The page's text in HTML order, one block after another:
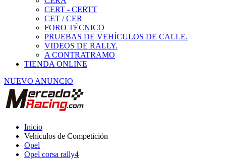
CERT - CERTT
CET / CER
FORO TÉCNICO
PRUEBAS DE VEHÍCULOS DE CALLE.
VIDEOS DE RALLY.
A CONTRATRAMO
TIENDA ONLINE
NUEVO ANUNCIO
Inicio
Vehículos de Competición
Opel
Opel corsa rally4